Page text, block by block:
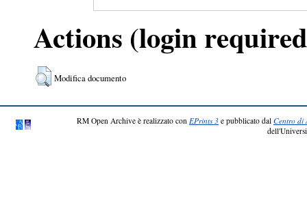
Actions (login
Modifica documento
RM Open Archive è realizzato con EPrints 3 e pubblicato dal Centro di